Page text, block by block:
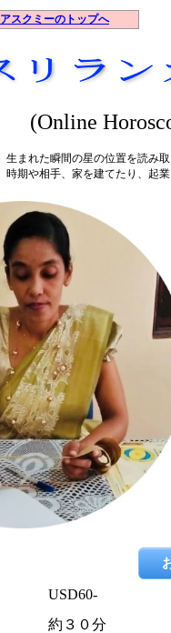
アスクミーのトップへ
(Online
生まれた瞬間の星の位置を読み
時期や相手、家を建てたり、起
USD60-
約３０分